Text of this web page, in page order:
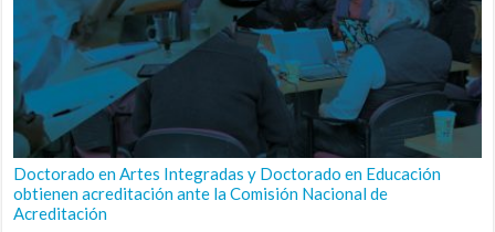
Doctorado en Artes Integradas y Doctorado en Educación
obtienen acreditación ante la Comisión Nacional de
Acreditación